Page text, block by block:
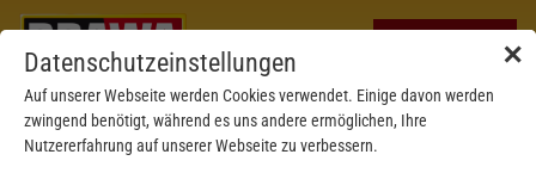
✕
Datenschutzeinstellungen
Auf unserer Webseite werden Cookies verwendet. Einige davon werden
zwingend benötigt, während es uns andere ermöglichen, Ihre
Nutzererfahrung auf unserer Webseite zu verbessern.